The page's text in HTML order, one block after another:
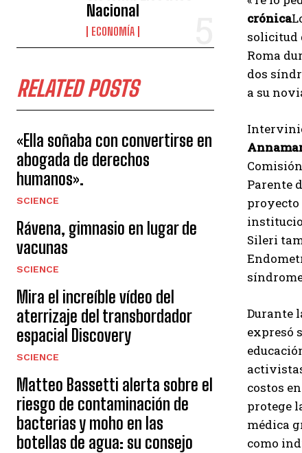
Nacional
ECONOMÍA
RELATED POSTS
«Ella soñaba con convertirse en
abogada de derechos
humanos».
SCIENCE
Rávena, gimnasio en lugar de
vacunas
SCIENCE
Mira el increíble vídeo del
aterrizaje del transbordador
espacial Discovery
SCIENCE
Matteo Bassetti alerta sobre el
riesgo de contaminación de
bacterias y moho en las
botellas de agua: su consejo
crónica
solicitud
Roma
dos
a su
Parente
proyecto
Sileri
Durante
expresó
costos
protege
médica
como